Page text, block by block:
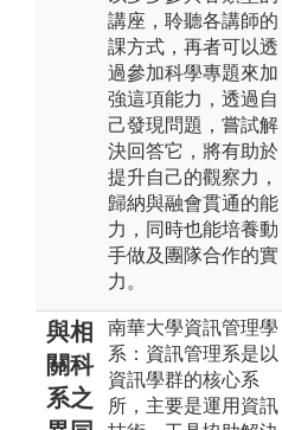
講座，聆聽各講師的
課方式，再者可以透
過參加科學專題來加
強這項能力，透過自
己發現問題，嘗試解
決回答它，將有助於
提升自己的觀察力，
歸納與融會貫通的能
力，同時也能培養動
手做及團隊合作的實
力。
與相
關科
系之
南華大學資訊管理學
系：資訊管理系是以
資訊學群的核心系
所，主要是運用資訊